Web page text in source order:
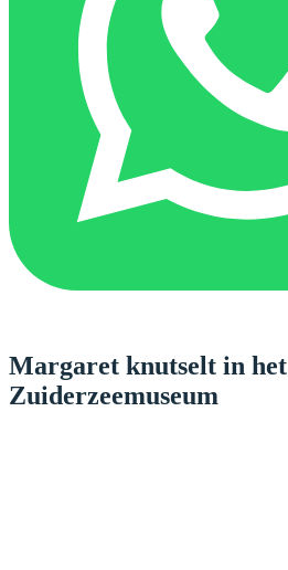
Margaret knutselt in het
Zuiderzeemuseum